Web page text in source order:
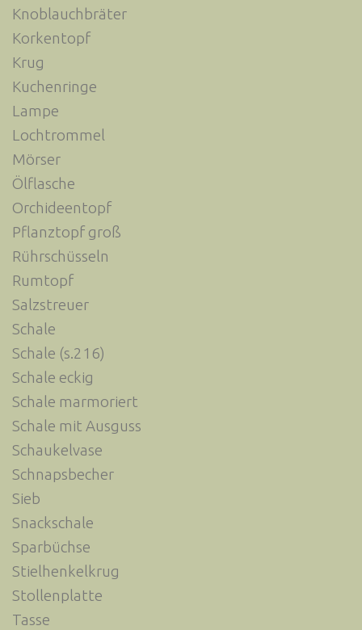
Knoblauchbräter
Korkentopf
Krug
Kuchenringe
Lampe
Lochtrommel
Mörser
Ölflasche
Orchideentopf
Pflanztopf groß
Rührschüsseln
Rumtopf
Salzstreuer
Schale
Schale (s.216)
Schale eckig
Schale marmoriert
Schale mit Ausguss
Schaukelvase
Schnapsbecher
Sieb
Snackschale
Sparbüchse
Stielhenkelkrug
Stollenplatte
Tasse